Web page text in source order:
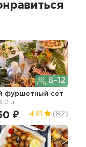
8-12
фуршетный сет
л
₽ 4.81 (82)